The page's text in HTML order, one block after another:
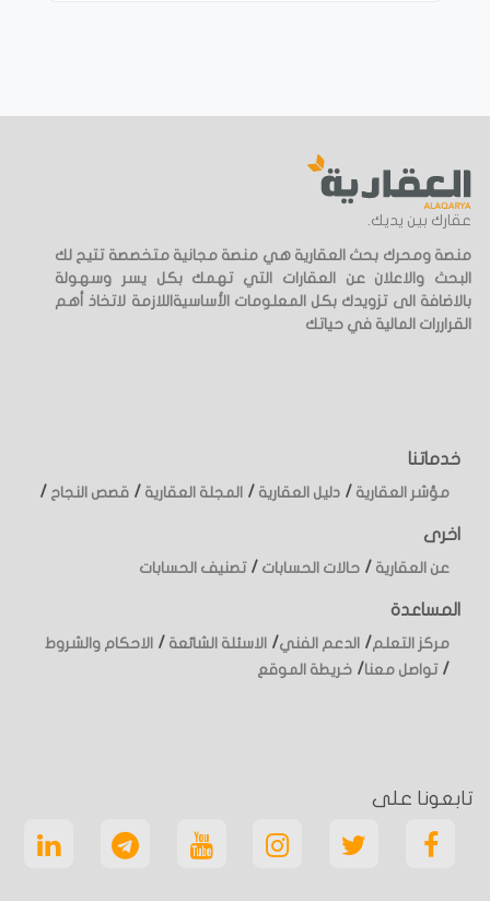
عقارك بين يديك.
منصة ومحرك بحث العقارية هي منصة مجانية متخصصة تتيح لك
البحث والاعلان عن العقارات التي تهمك بكل يسر وسهولة
بالاضافة الى تزويدك بكل المعلومات الأساسيةاللازمة لاتخاذ أهم
القراررات المالية في حياتك
خدماتنا
مؤشر العقارية / دليل العقارية / المجلة العقارية / قصص النجاح /
اخرى
عن العقارية / حالات الحسابات /تصنيف الحسابات
المساعدة
مركز التعلم/ الدعم الفني/ الاسئلة الشائعة / الاحكام والشروط
/تواصل معنا/ خريطة الموقع
تابعونا على